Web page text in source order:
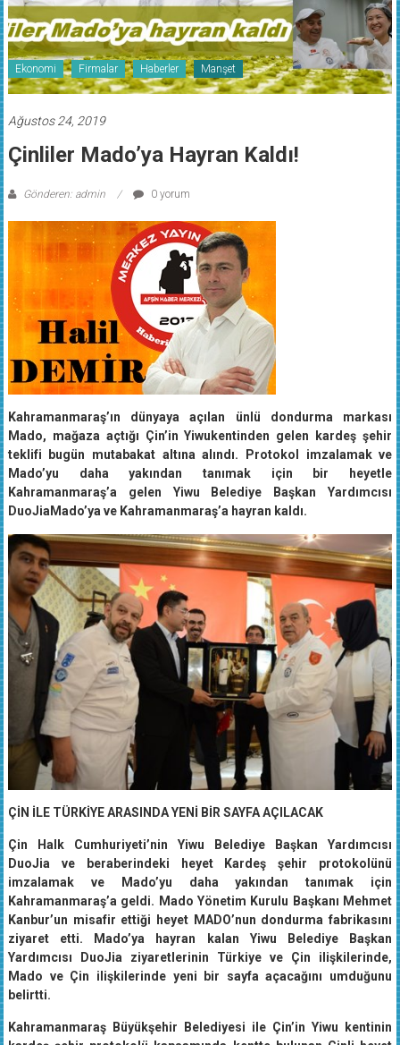
Ekonomi Firmalar Haberler Manşet
Çinliler Mado’ya Hayran Kaldı!
Mado, mağaza açtığı Çin’in Yiwukentinden gelen kardeş şehir
teklifi bugün mutabakat altına alındı. Protokol imzalamak ve
Mado’yu daha yakından tanımak için bir heyetle
Kahramanmaraş’a gelen Yiwu Belediye Başkan Yardımcısı
DuoJiaMado’ya ve Kahramanmaraş’a hayran kaldı.
ÇİN İLE TÜRKİYE ARASINDA YENİ BİR SAYFA AÇILACAK
DuoJia ve beraberindeki heyet Kardeş şehir protokolünü
imzalamak ve Mado’yu daha yakından tanımak için
Kahramanmaraş’a geldi. Mado Yönetim Kurulu Başkanı Mehmet
Kanbur’un misafir ettiği heyet MADO’nun dondurma fabrikasını
ziyaret etti. Mado’ya hayran kalan Yiwu Belediye Başkan
Yardımcısı DuoJia ziyaretlerinin Türkiye ve Çin ilişkilerinde,
Mado ve Çin ilişkilerinde yeni bir sayfa açacağını umduğunu
belirtti.
kardeş şehir protokolü kapsamında kentte bulunan Çinli heyet